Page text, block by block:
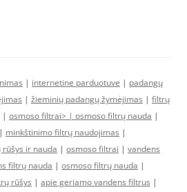
| internetine parduotuve | padangų
| žieminių padangų žymėjimas | filtrų
| osmoso filtrai> | osmoso filtrų nauda |
| minkštinimo filtrų naudojimas |
ir nauda | osmoso filtrai | vandens
filtrų nauda | osmoso filtrų nauda |
rūšys | apie geriamo vandens filtrus |